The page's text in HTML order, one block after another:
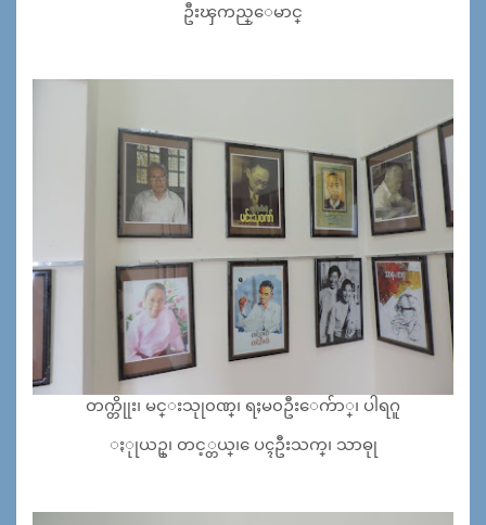
ဦးၾကည္ေမာင္
တက္တိုုး၊ မင္းသုု၀ဏ္၊ ရႈမ၀ဦးေက်ာ္၊ ပါရဂူ
ႏုုယဥ္၊ တင့္တယ္၊ ေပၚဦးသက္၊ သာဓုု